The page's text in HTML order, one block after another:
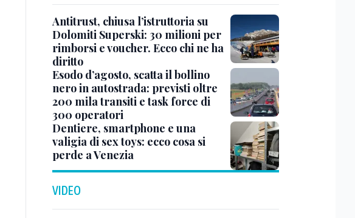
Antitrust, chiusa l’istruttoria su
Dolomiti Superski: 30 milioni per
rimborsi e voucher. Ecco chi ne ha
diritto
Esodo d’agosto, scatta il bollino
nero in autostrada: previsti oltre
200 mila transiti e task force di
300 operatori
Dentiere, smartphone e una
valigia di sex toys: ecco cosa si
perde a Venezia
VIDEO